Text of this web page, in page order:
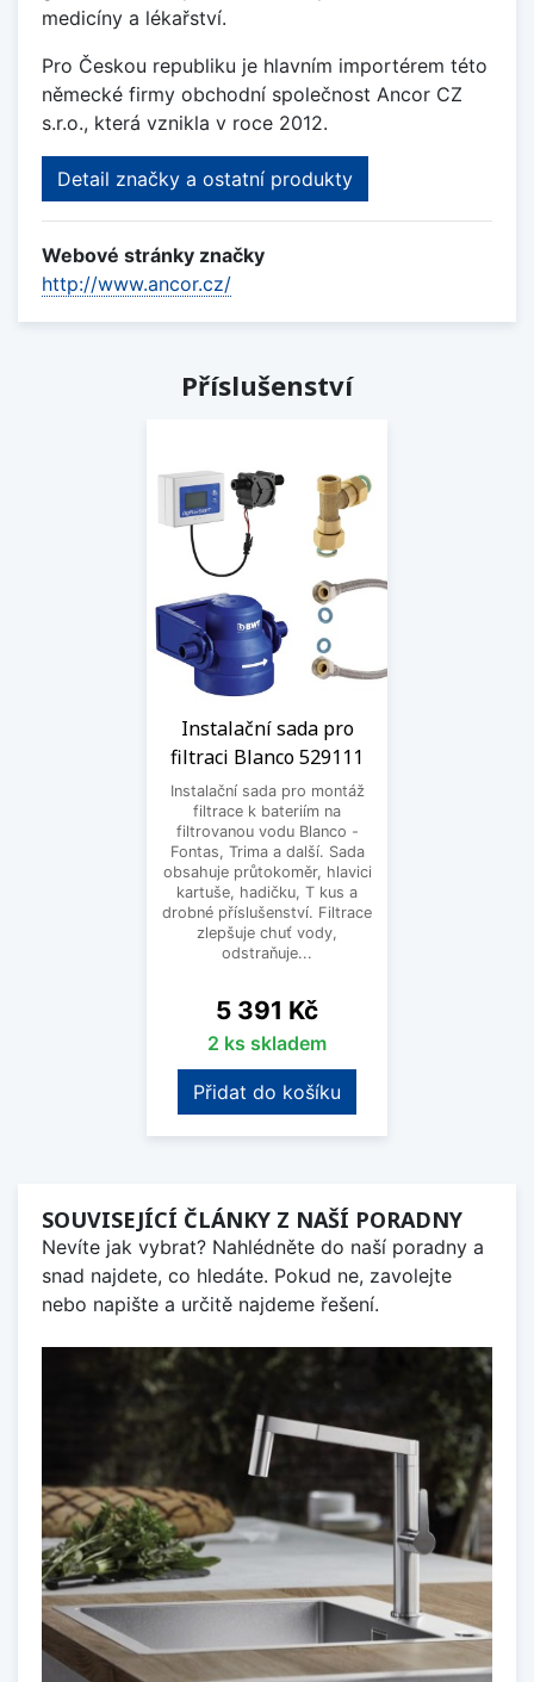
medicíny a lékařství.
Pro Českou republiku je hlavním importérem této
německé firmy obchodní společnost Ancor CZ
s.r.o., která vznikla v roce 2012.
Detail značky a ostatní produkty
Webové stránky značky
http://www.ancor.cz/
Příslušenství
Instalační sada pro
filtraci Blanco 529111
Instalační sada pro montáž
filtrace k bateriím na
filtrovanou vodu Blanco -
Fontas, Trima a další. Sada
obsahuje průtokoměr, hlavici
kartuše, hadičku, T kus a
drobné příslušenství. Filtrace
zlepšuje chuť vody,
odstraňuje...
Cena
5 391 Kč
2 ks skladem
Přidat do košíku
SOUVISEJÍCÍ ČLÁNKY Z NAŠÍ PORADNY
Nevíte jak vybrat? Nahlédněte do naší poradny a
snad najdete, co hledáte. Pokud ne, zavolejte
nebo napište a určitě najdeme řešení.